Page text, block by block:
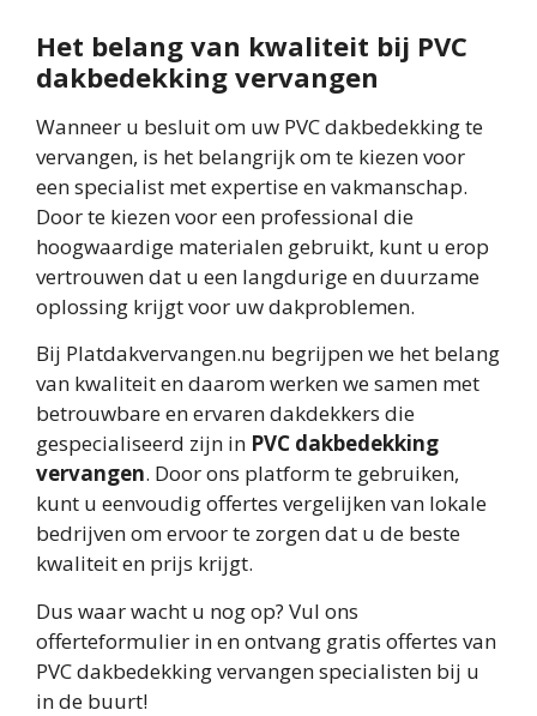
Het belang van kwaliteit bij PVC
dakbedekking vervangen
Wanneer u besluit om uw PVC dakbedekking te
vervangen, is het belangrijk om te kiezen voor
een specialist met expertise en vakmanschap.
Door te kiezen voor een professional die
hoogwaardige materialen gebruikt, kunt u erop
vertrouwen dat u een langdurige en duurzame
oplossing krijgt voor uw dakproblemen.
Bij Platdakvervangen.nu begrijpen we het belang
van kwaliteit en daarom werken we samen met
betrouwbare en ervaren dakdekkers die
gespecialiseerd zijn in PVC dakbedekking
vervangen. Door ons platform te gebruiken,
kunt u eenvoudig offertes vergelijken van lokale
bedrijven om ervoor te zorgen dat u de beste
kwaliteit en prijs krijgt.
Dus waar wacht u nog op? Vul ons
offerteformulier in en ontvang gratis offertes van
PVC dakbedekking vervangen specialisten bij u
in de buurt!